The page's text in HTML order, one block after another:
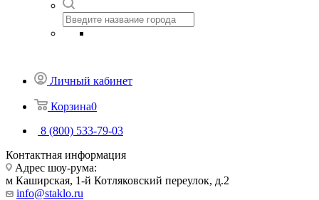
Личный кабинет
Корзина0
8 (800) 533-79-03
Контактная информация
Адрес шоу-рума:
м Каширская, 1-й Котляковский переулок, д.2
info@staklo.ru